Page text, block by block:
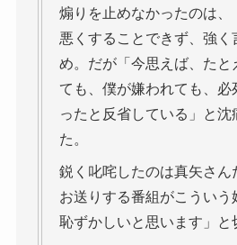
煽りを止めなかったのは、
悪くすることできず、強く
め。だが「今思えば、たと
ても、僕が嫌われても、必
ったと反省している」と沈
た。
鋭く叱咤したのは真矢さん
お送りする番組がこういう
恥ずかしいと思います」と